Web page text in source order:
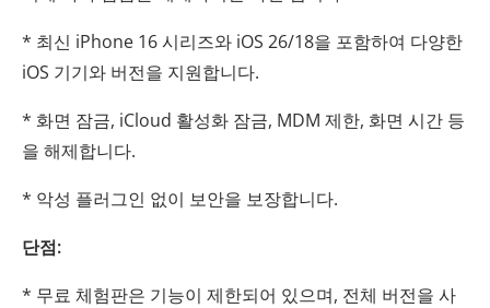
* 최신 iPhone 16 시리즈와 iOS 26/18을 포함하여 다양한
iOS 기기와 버전을 지원합니다.
* 화면 잠금, iCloud 활성화 잠금, MDM 제한, 화면 시간 등
을 해제합니다.
* 악성 플러그인 없이 보안을 보장합니다.
단점:
* 무료 체험판은 기능이 제한되어 있으며, 전체 버전을 사